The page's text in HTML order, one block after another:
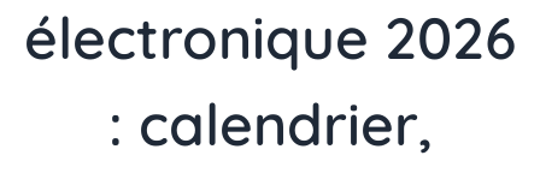
électronique 2026
: calendrier,